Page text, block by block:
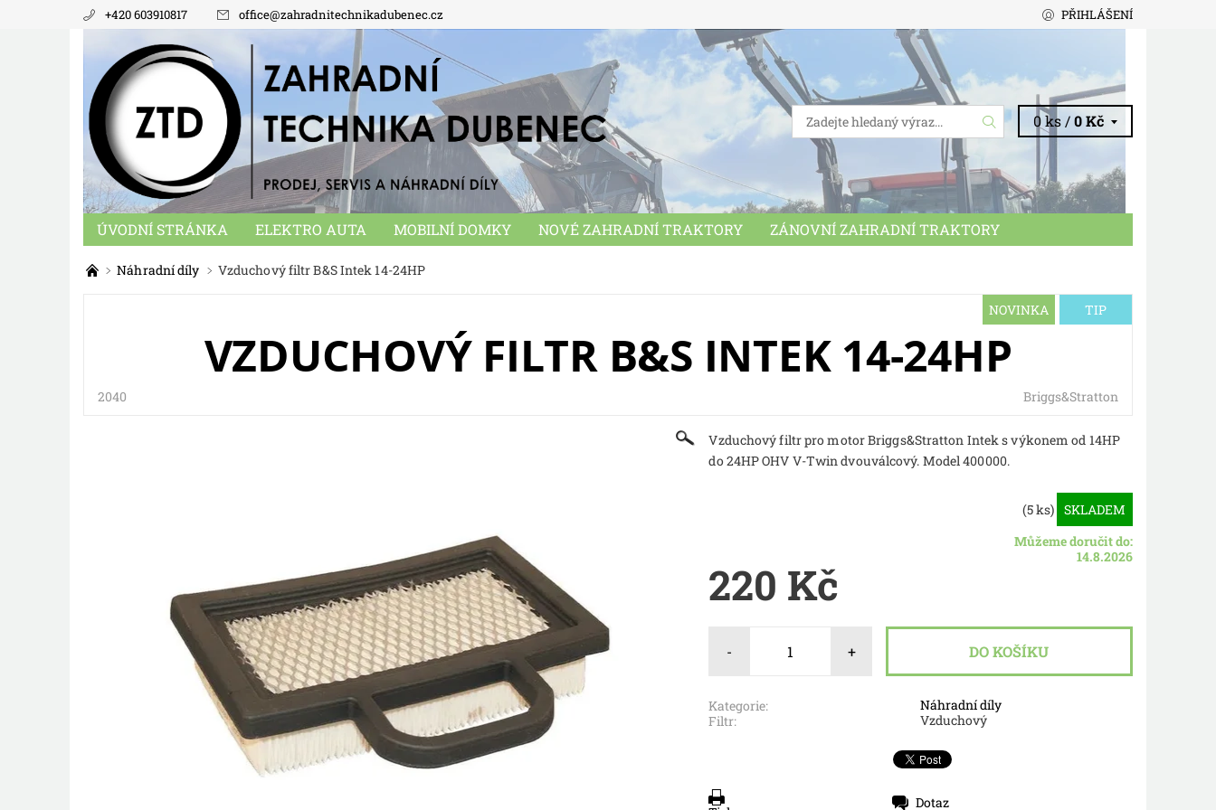
+420 603910817 office@zahradnitechnikadubenec.cz PŘIHLÁŠENÍ
0 ks /0 Kč
ÚVODNÍ STRÁNKA ELEKTRO AUTA MOBILNÍ DOMKY NOVÉ ZAHRADNÍ TRAKTORY
ZÁNOVNÍ ZAHRADNÍ TRAKTORY
NÁHRADNÍ DÍLY
MALOTRAKTORY KOMUNÁLNÍ STROJE
Náhradní díly Vzduchový filtr B&S Intek 14-24HP
NOVINKA TIP
VZDUCHOVÝ FILTR B&S INTEK 14-24HP
2040 Briggs&Stratton
Vzduchový filtr pro motor Briggs&Stratton Intek s výkonem od 14HP
do 24HP OHV V-Twin dvouválcový. Model 400000.
(5 ks) SKLADEM
Můžeme doručit do:
14.8.2026
220 Kč
- +
Kategorie:
Náhradní díly
Filtr:
Vzduchový
Dotaz